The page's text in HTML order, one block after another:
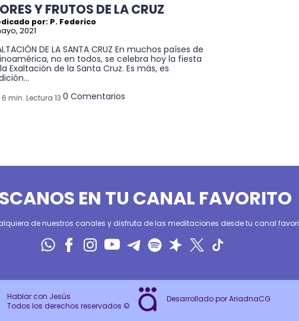
Y FRUTOS DE LA CRUZ
por: P. Federico
2021
DE LA SANTA CRUZ En muchos países de
no en todos, se celebra hoy la fiesta
Exaltación de la Santa Cruz. Es más, es
6 min. Lectura 13 0 Comentarios
EN TU CANAL FAVORITO
de nuestros canales y disfruta de las meditaciones desde tu canal
Hablar con Jesús
Todos los derechos reservados ©
Desarrollado por AriadnaCG